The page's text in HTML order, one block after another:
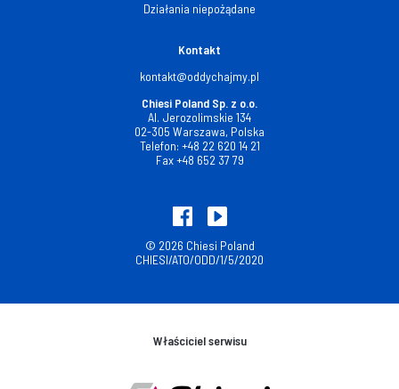
Działania niepożądane
Kontakt
kontakt@oddychajmy.pl
Chiesi Poland Sp. z o.o.
Al. Jerozolimskie 134
02-305 Warszawa, Polska
Telefon: +48 22 620 14 21
Fax+48 652 37 79
© 2026 Chiesi Poland
CHIESI/ATO/ODD/1/5/2020
Właściciel serwisu